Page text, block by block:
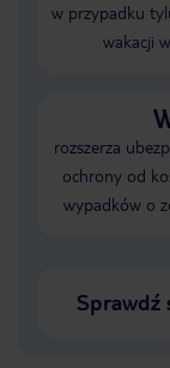
w przypadku
wakacji
rozszerza
ochrony od
wypadków o
Sprawdź